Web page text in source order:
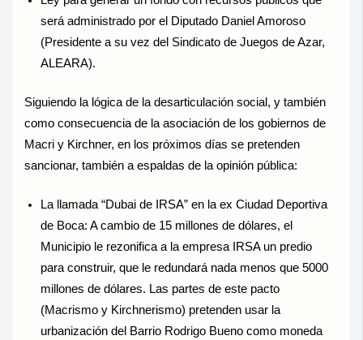
será administrado por el Diputado Daniel Amoroso
(Presidente a su vez del Sindicato de Juegos de Azar,
ALEARA).
Siguiendo la lógica de la desarticulación social, y también
como consecuencia de la asociación de los gobiernos de
Macri y Kirchner, en los próximos días se pretenden
sancionar, también a espaldas de la opinión pública:
La llamada “Dubai de IRSA” en la ex Ciudad Deportiva
de Boca: A cambio de 15 millones de dólares, el
Municipio le rezonifica a la empresa IRSA un predio
para construir, que le redundará nada menos que 5000
millones de dólares. Las partes de este pacto
(Macrismo y Kirchnerismo) pretenden usar la
urbanización del Barrio Rodrigo Bueno como moneda